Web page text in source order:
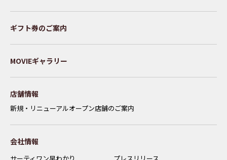
ギフト券のご案内
MOVIEギャラリー
店舗情報
新規・リニューアルオープン店舗のご案内
会社情報
サーティワン早わかり
プレスリリース